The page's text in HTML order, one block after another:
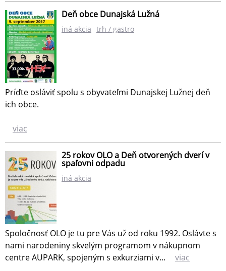
Deň obce Dunajská Lužná
iná akcia trh / gastro
Príďte osláviť spolu s obyvateľmi Dunajskej Lužnej deň
ich obce.
viac
25 rokov OLO a Deň otvorených dverí v
spaľovni odpadu
iná akcia
Spoločnosť OLO je tu pre Vás už od roku 1992. Oslávte s
nami narodeniny skvelým programom v nákupnom
centre AUPARK, spojeným s exkurziami v...
viac